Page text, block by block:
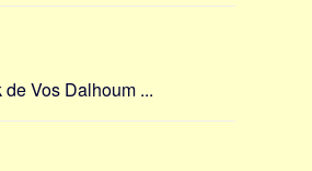
Vos Dalhoum ...